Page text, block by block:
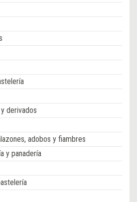
derivados
adobos y fiambres
y panadería